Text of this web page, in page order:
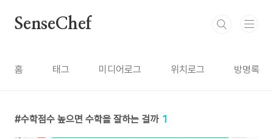
SenseChef
홈 태그 미디어로그 위치로그 방명록
수학점수 높으면 수학을 잘하는 걸까 1